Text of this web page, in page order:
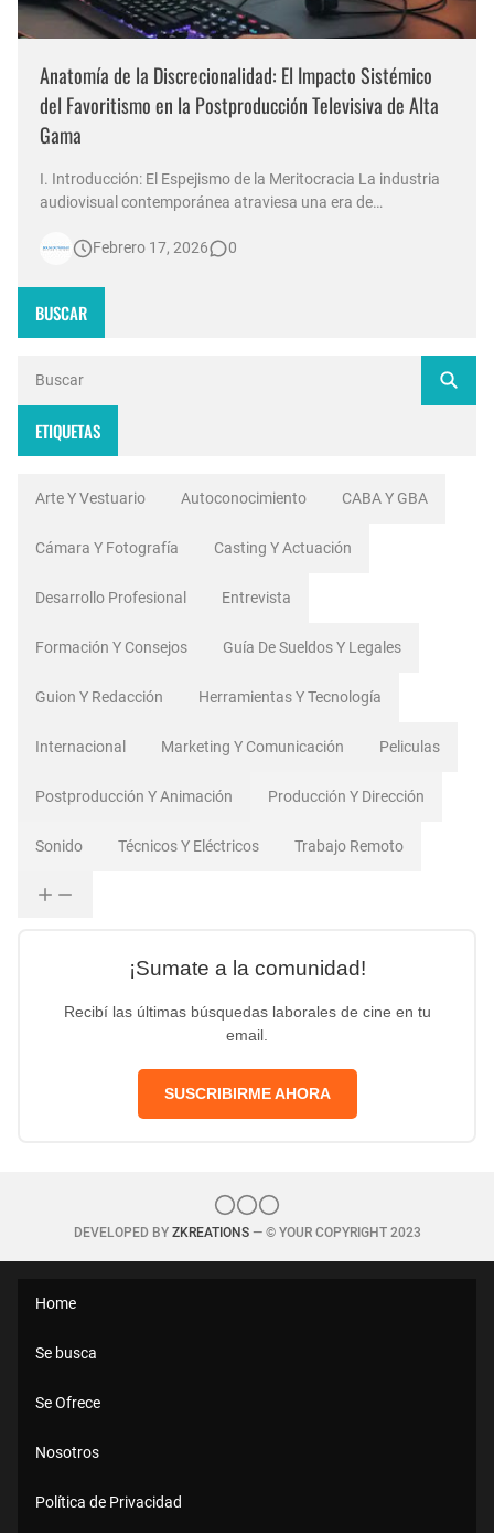
Anatomía de la Discrecionalidad: El Impacto Sistémico
del Favoritismo en la Postproducción Televisiva de Alta
Gama
I. Introducción: El Espejismo de la Meritocracia La industria
audiovisual contemporánea atraviesa una era de
noticias en Argentina invierten millones de dólares en
Febrero 17, 2026 0
BUSCAR
ETIQUETAS
Arte Y Vestuario Autoconocimiento CABA Y GBA
Cámara Y Fotografía Casting Y Actuación
Desarrollo Profesional Entrevista
Formación Y Consejos Guía De Sueldos Y Legales
Guion Y Redacción Herramientas Y Tecnología
Internacional Marketing Y Comunicación Peliculas
Postproducción Y Animación Producción Y Dirección
Sonido Técnicos Y Eléctricos Trabajo Remoto
¡Sumate a la comunidad!
Recibí las últimas búsquedas laborales de cine en tu
email.
SUSCRIBIRME AHORA
DEVELOPED BY ZKREATIONS— © YOUR COPYRIGHT 2023
Home
Se busca
Se Ofrece
Nosotros
Política de Privacidad